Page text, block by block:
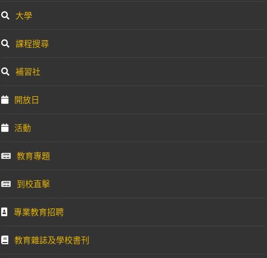
大學
課程搜尋
補習社
開放日
活動
教育專題
到校直擊
專業教育招聘
教育雜誌及學校書刊